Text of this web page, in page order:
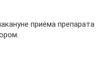
приёма препарата